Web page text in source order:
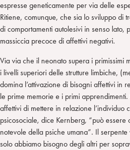
espresse geneticamente per via delle
Ritiene, comunque, che sia lo sviluppo di
di comportamenti autolesivi in senso lato,
massiccia precoce di affettivi negativi.
Via via che il neonato supera i primissimi
i livelli superiori delle strutture limbiche,
domina l’attivazione di bisogni affettivi in
le prime memorie e i primi
affettivi di mettere in relazione l’individuo
psicosociale, dice Kernberg, “può essere
notevole della psiche umana”. Il
solo abbiamo bisogno degli altri per